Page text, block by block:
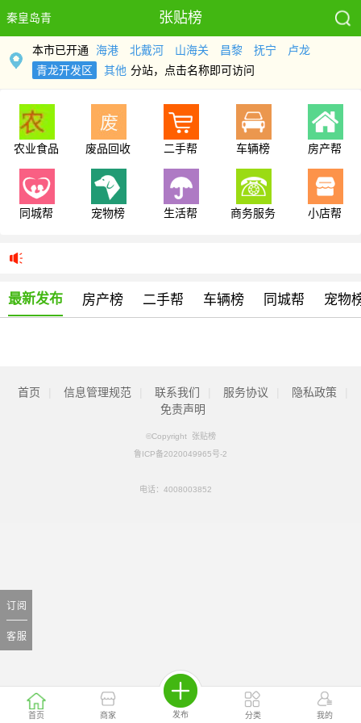
秦皇岛青
龙开发
张贴榜
首页 商家 发布 分类 我的
本市已开通 海港 北戴河 山海关 昌黎 抚宁
卢龙
青龙开发区
其他 分站，点击名称即可访问
农业食品 废品回收 二手帮 车辆榜 房产帮
同城帮 宠物榜 生活帮 商务服务 小店帮
最新发布 房产榜 二手帮 车辆榜 同城帮 宠物
订阅
客服
首页 信息管理规范 联系我们 服务协议 隐私政策
免责声明
©Copyright 张贴榜
鲁ICP备2020049965号-2
电话： 4008003852